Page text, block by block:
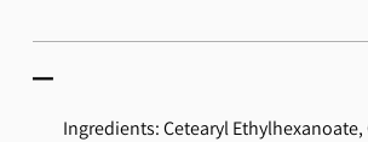
Ingredients: Cetearyl Ethylhexanoate,